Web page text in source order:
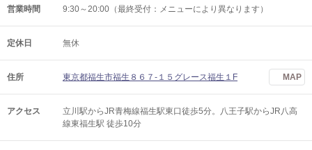
営業時間 9:30～20:00（最終受付：メニューにより異なります）
定休日 無休
住所 東京都福生市福生８６７‐１５グレース福生１F MAP
アクセス
立川駅からJR青梅線福生駅東口徒歩5分。八王子駅からJR八高
線東福生駅 徒歩10分